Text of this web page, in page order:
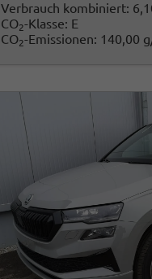
Verbrauch kombiniert:
CO2-Klasse: E
CO2-Emissionen: 140,00